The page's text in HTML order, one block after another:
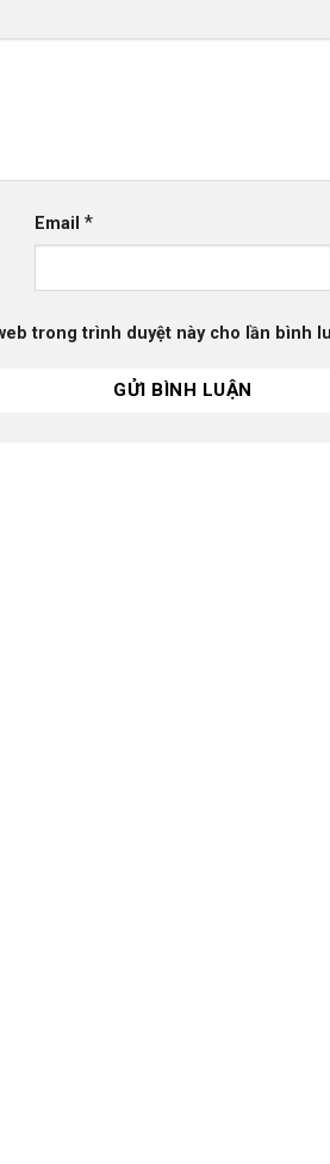
Email*
trong trình duyệt này cho lần bình